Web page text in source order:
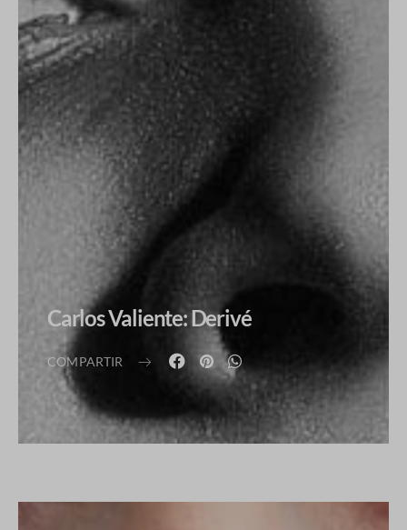
Carlos Valiente: Derivé
COMPARTIR